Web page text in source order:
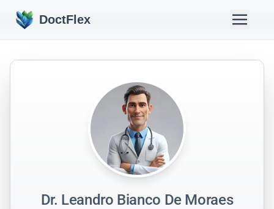
DoctFlex
Dr. Leandro Bianco De Moraes